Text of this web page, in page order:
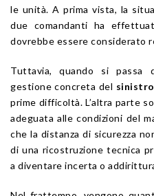
le unità. A prima vista, la
due comandanti ha
dovrebbe essere considerato
Tuttavia, quando si passa
gestione concreta del
prime difficoltà. L’altra parte
adeguata alle condizioni del
che la distanza di sicurezza
di una ricostruzione tecnica
a diventare incerta o